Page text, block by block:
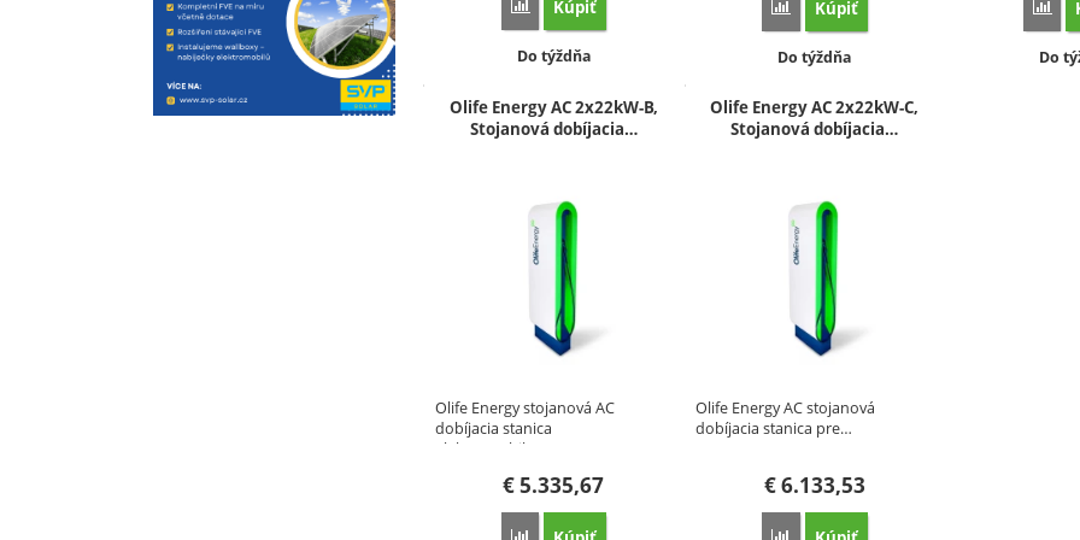
Porovnať
Kúpiť
Dostupnosť:
Do týždňa
Porovnať
Kúpiť
Dostupnosť:
Do týždňa Do
Olife Energy AC 2x22kW-B,
Stojanová dobíjacia…
Olife Energy stojanová AC
dobíjacia stanica
elektromobilov…
€5.335,67
Olife Energy AC 2x22kW-C,
Stojanová dobíjacia…
Olife Energy AC stojanová
dobíjacia stanica pre…
€6.133,53